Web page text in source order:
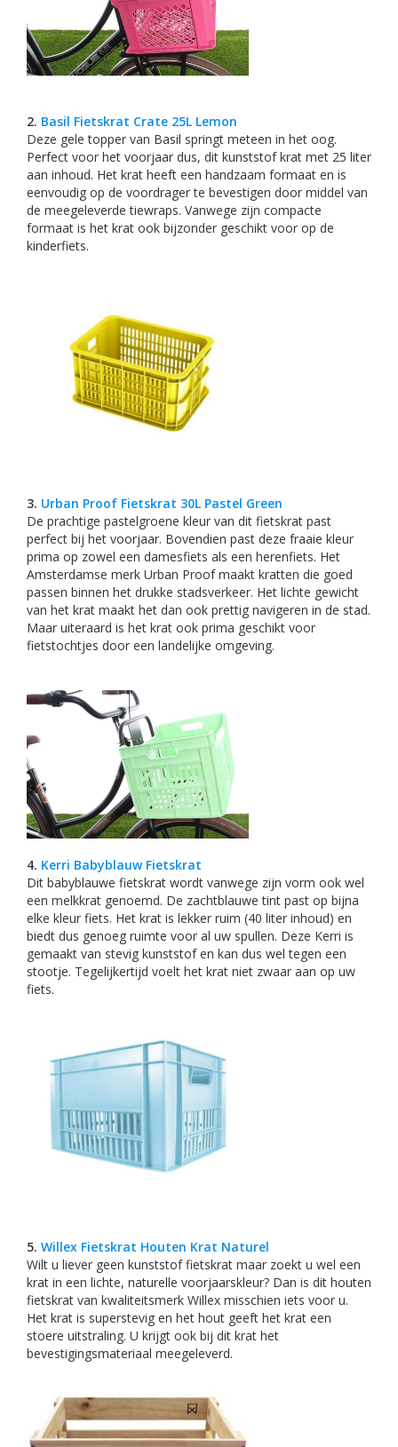
2. Basil Fietskrat Crate 25L Lemon
Deze gele topper van Basil springt meteen in het oog.
Perfect voor het voorjaar dus, dit kunststof krat met 25 liter
aan inhoud. Het krat heeft een handzaam formaat en is
eenvoudig op de voordrager te bevestigen door middel van
de meegeleverde tiewraps. Vanwege zijn compacte
formaat is het krat ook bijzonder geschikt voor op de
kinderfiets.
3. Urban Proof Fietskrat 30L Pastel Green
De prachtige pastelgroene kleur van dit fietskrat past
perfect bij het voorjaar. Bovendien past deze fraaie kleur
prima op zowel een damesfiets als een herenfiets. Het
Amsterdamse merk Urban Proof maakt kratten die goed
passen binnen het drukke stadsverkeer. Het lichte gewicht
van het krat maakt het dan ook prettig navigeren in de stad.
Maar uiteraard is het krat ook prima geschikt voor
fietstochtjes door een landelijke omgeving.
4. Kerri Babyblauw Fietskrat
Dit babyblauwe fietskrat wordt vanwege zijn vorm ook wel
een melkkrat genoemd. De zachtblauwe tint past op bijna
elke kleur fiets. Het krat is lekker ruim (40 liter inhoud) en
biedt dus genoeg ruimte voor al uw spullen. Deze Kerri is
gemaakt van stevig kunststof en kan dus wel tegen een
stootje. Tegelijkertijd voelt het krat niet zwaar aan op uw
fiets.
5. Willex Fietskrat Houten Krat Naturel
Wilt u liever geen kunststof fietskrat maar zoekt u wel een
krat in een lichte, naturelle voorjaarskleur? Dan is dit houten
fietskrat van kwaliteitsmerk Willex misschien iets voor u.
Het krat is superstevig en het hout geeft het krat een
stoere uitstraling. U krijgt ook bij dit krat het
bevestigingsmateriaal meegeleverd.